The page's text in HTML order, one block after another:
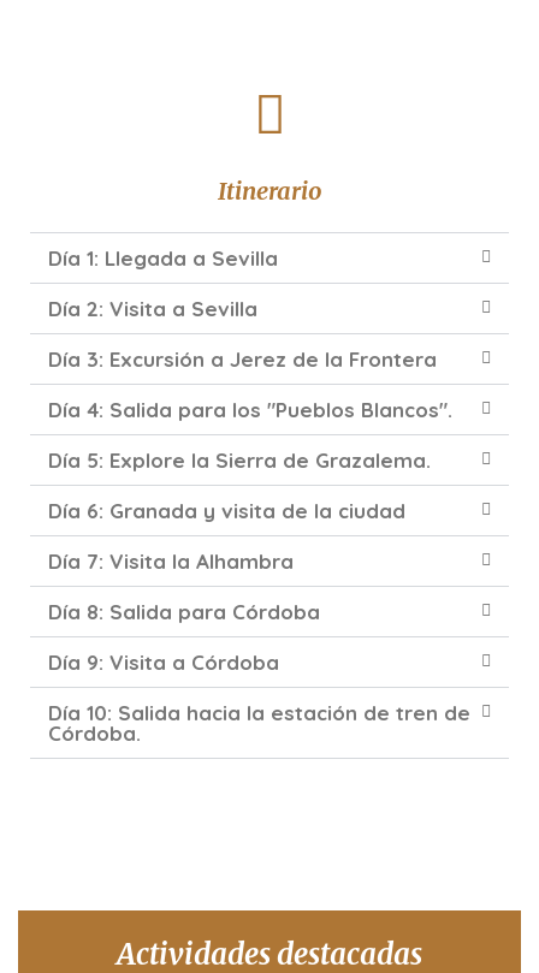
Itinerario
Día 1: Llegada a Sevilla
Día 2: Visita a Sevilla
Día 3: Excursión a Jerez de la Frontera
Día 4: Salida para los "Pueblos Blancos".
Día 5: Explore la Sierra de Grazalema.
Día 6: Granada y visita de la ciudad
Día 7: Visita la Alhambra
Día 8: Salida para Córdoba
Día 9: Visita a Córdoba
Día 10: Salida hacia la estación de tren de
Córdoba.
Actividades destacadas